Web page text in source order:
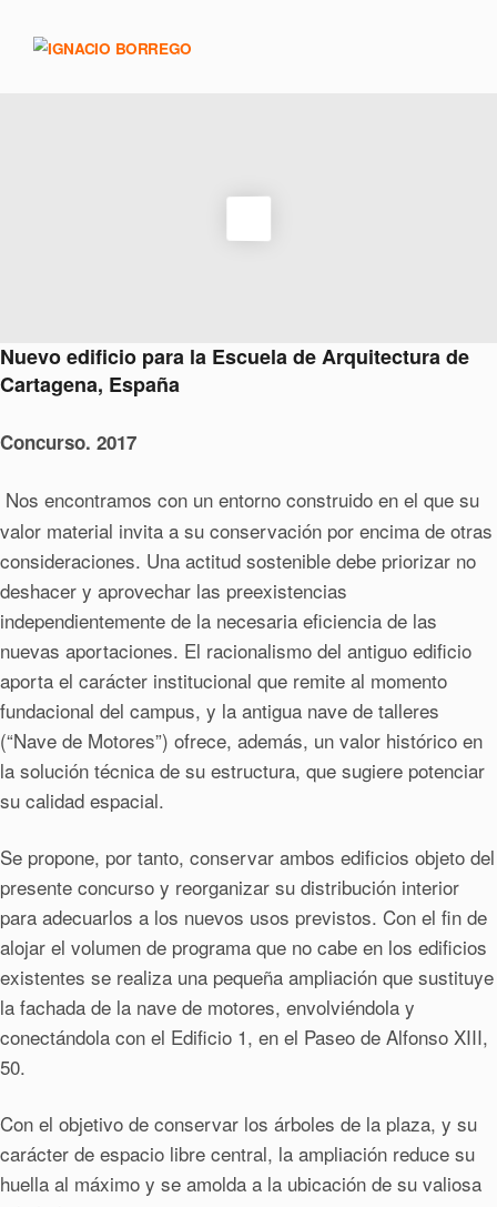
Nuevo edificio para la Escuela de Arquitectura de
Cartagena, España
Concurso. 2017
Nos encontramos con un entorno construido en el que su
valor material invita a su conservación por encima de otras
consideraciones. Una actitud sostenible debe priorizar no
deshacer y aprovechar las preexistencias
independientemente de la necesaria eficiencia de las
nuevas aportaciones. El racionalismo del antiguo edificio
aporta el carácter institucional que remite al momento
fundacional del campus, y la antigua nave de talleres
(“Nave de Motores”) ofrece, además, un valor histórico en
la solución técnica de su estructura, que sugiere potenciar
su calidad espacial.
Se propone, por tanto, conservar ambos edificios objeto del
presente concurso y reorganizar su distribución interior
para adecuarlos a los nuevos usos previstos. Con el fin de
alojar el volumen de programa que no cabe en los edificios
existentes se realiza una pequeña ampliación que sustituye
la fachada de la nave de motores, envolviéndola y
conectándola con el Edificio 1, en el Paseo de Alfonso XIII,
50.
Con el objetivo de conservar los árboles de la plaza, y su
carácter de espacio libre central, la ampliación reduce su
huella al máximo y se amolda a la ubicación de su valiosa